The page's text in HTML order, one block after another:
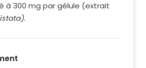
à 300 mg par gélule (extrait